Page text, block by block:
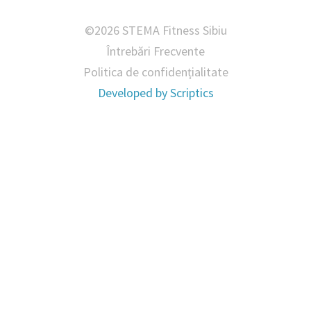
©2026 STEMA Fitness Sibiu
Întrebări Frecvente
Politica de confidențialitate
Developed byScriptics